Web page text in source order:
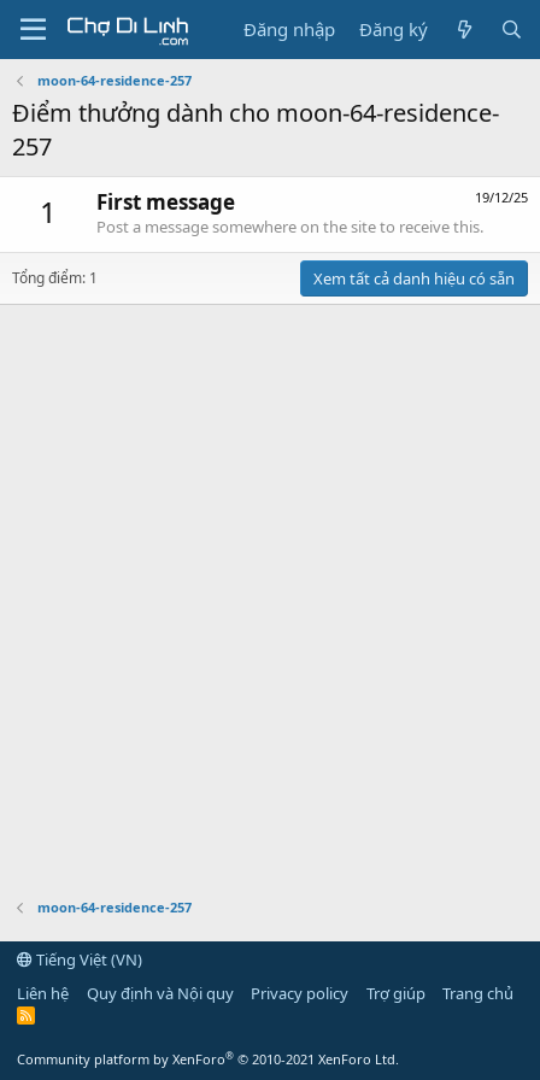
Đăng nhập Đăng ký
moon-64-residence-257
Điểm thưởng dành cho moon-64-residence-
257
1 19/12/25
First message
Post a message somewhere on the site to receive this.
Tổng điểm: 1 Xem tất cả danh hiệu có sẵn
moon-64-residence-257
Tiếng Việt (VN)
Liên hệ
Quy định và Nội quy Privacy policy Trợ giúp Trang chủ
R
Community platform by XenForo® © 2010-2021 XenForo Ltd.